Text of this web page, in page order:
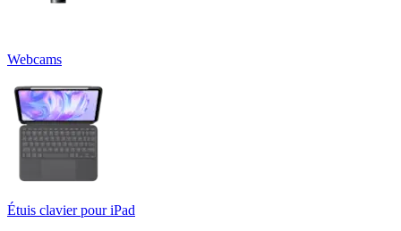
Webcams
Étuis clavier pour iPad